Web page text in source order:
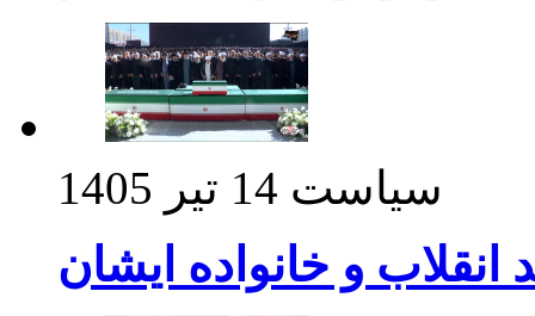
سیاست 14 تیر 1405
انقلاب و خانواده ایشان